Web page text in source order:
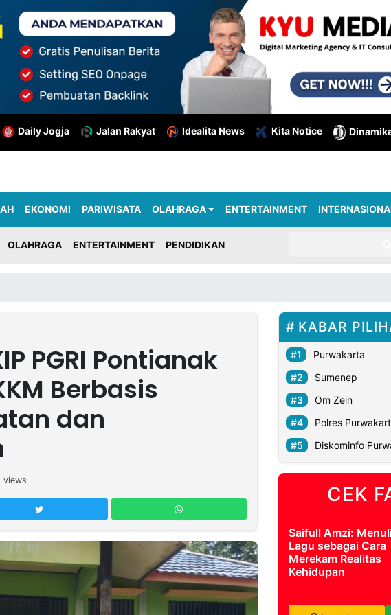
Daily Jogja Jalan Rakyat Idealita News Kita Notice
EKONOMI PARIWISATA OLAHRAGA ENTERTAINMENT
OLAHRAGA ENTERTAINMENT PENDIDIKAN
PGRI Pontianak
Berbasis
dan
views
KABAR
Purwakarta
Sumenep
Om Zein
Polres
Diskominfo
CEK
Saifull Amzi:
Lagu sebagai Cara
Merekam Realitas
Kehidupan